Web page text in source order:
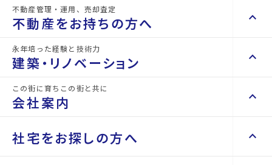
不動産を買いたい方へ keyboard_arrow_right
space_dashboard
エリアから探す
space_dashboard
不動産管理・運用、売却査定
不動産をお持ちの方へ keyboard_arrow_up
不動産をお持ちの方へ keyboard_arrow_right
山一地所の賃貸管理
不動産を貸すまでの流れ
空き家サポートサービス
永年培った経験と技術力
建築・リノベーション keyboard_arrow_up
建築・リノベーション keyboard_arrow_right
Renotta（リノッタ） keyboard_arrow_right
この街に育ちこの街と共に
会社案内 keyboard_arrow_up
会社案内 keyboard_arrow_right
社宅をお探しの方へ keyboard_arrow_up
詳細情報 details
物件名 リバーサイドハイツ
所在地
ら徒歩4分